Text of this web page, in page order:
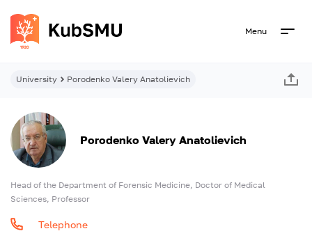
Menu
University Porodenko Valery Anatolievich
Porodenko Valery Anatolievich
Head of the Department of Forensic Medicine, Doctor of Medical
Sciences, Professor
Telephone